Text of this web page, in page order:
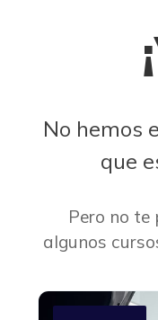
No hemos
que
Pero no te
algunos